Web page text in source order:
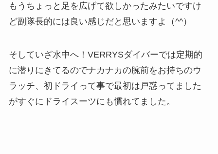
もうちょっと足を広げて欲しかったみたいですけ
ど副隊長的には良い感じだと思いますよ（^^）
そしていざ水中へ！VERRYSダイバーでは定期的
に潜りにきてるのでナカナカの腕前をお持ちのウ
ラッチ、初ドライって事で最初は戸惑ってました
がすぐにドライスーツにも慣れてました。